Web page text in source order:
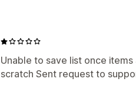
Unable to save list once
scratch Sent request to